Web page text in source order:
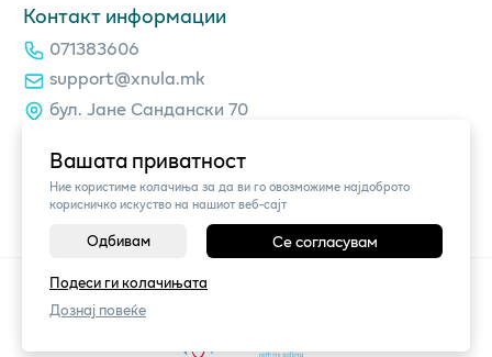
Вашата приватност
Ние користиме колачиња за да ви го овозможиме најдоброто
корисничко искуство на нашиот веб-сајт
Одбивам Се согласувам
Подеси ги колачињата
Дознај повеќе
Контакт информации
071383606
support@xnula.mk
бул. Јане Сандански 70
©2026Vendor x
Поставки за колачиња